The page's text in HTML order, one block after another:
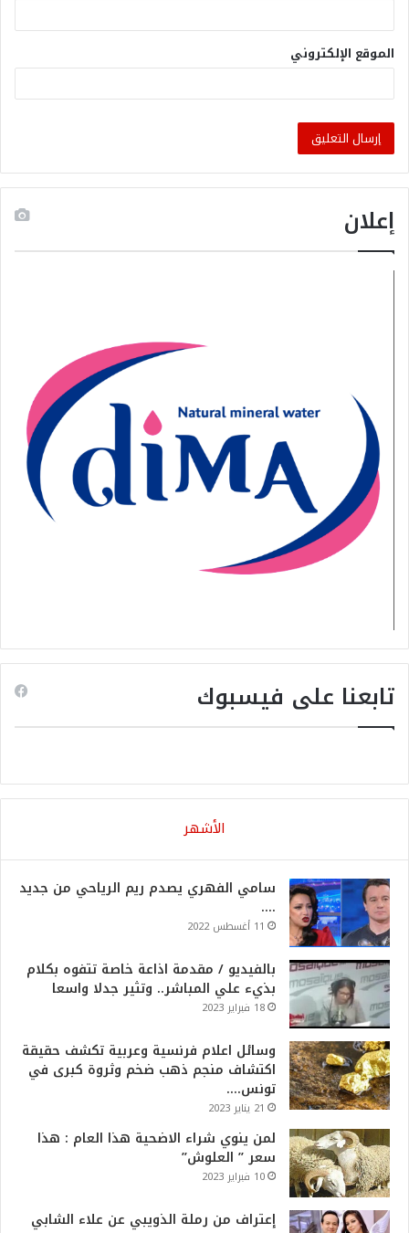
الموقع الإلكتروني
إعلان
تابعنا على فيسبوك
الأشهر
سامي الفهري يصدم ريم الرياحي من جديد
….
11 أغسطس 2022
بالفيديو / مقدمة اذاعة خاصة تتفوه بكلام
بذيء علي المباشر.. وتثير جدلا واسعا
18 فبراير 2023
وسائل اعلام فرنسية وعربية تكشف حقيقة
اكتشاف منجم ذهب ضخم وثروة كبرى في
تونس….
21 يناير 2023
لمن ينوي شراء الاضحية هذا العام : هذا
سعر ” العلوش”
10 فبراير 2023
إعتراف من رملة الذويبي عن علاء الشابي